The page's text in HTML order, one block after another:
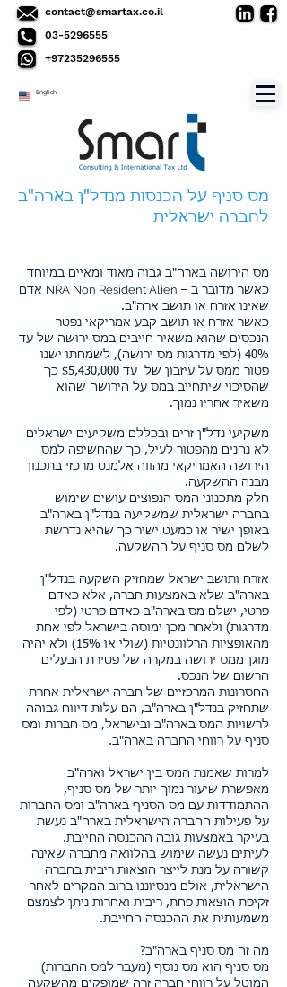
contact@smartax.co.il
03-5296555
+97235296555
English
מס סניף על הכנסות מנדל"ן בארה"ב
לחברה ישראלית
מס הירושה בארה"ב גבוה מאוד ומאיים במיוחד
כאשר מדובר ב – NRA Non Resident Alien אדם
שאינו אזרח או תושב ארה"ב.
כאשר אזרח או תושב קבע אמריקאי נפטר
הנכסים שהוא משאיר חייבים במס ירושה של עד
40% (לפי מדרגות מס ירושה), לשמחתו ישנו
פטור ממס על עיזבון של עד $5,430,000 כך
שהסיכוי שיתחייב במס על הירושה שהוא
משאיר אחריו נמוך.
משקיעי נדל"ן זרים ובכללם משקיעים ישראלים
לא נהנים מהפטור לעיל, כך שהחשיפה למס
הירושה האמריקאי מהווה אלמנט מרכזי בתכנון
מבנה ההשקעה.
חלק מתכנוני המס הנפוצים עושים שימוש
בחברה ישראלית שמשקיעה בנדל"ן בארה"ב
באופן ישיר או כמעט ישיר כך שהיא נדרשת
לשלם מס סניף על ההשקעה.
אזרח ותושב ישראל שמחזיק השקעה בנדל"ן
בארה"ב שלא באמצעות חברה, אלא כאדם
פרטי, ישלם מס בארה"ב כאדם פרטי (לפי
מדרגות) ולאחר מכן ימוסה בישראל לפי אחת
מהאופציות הרלוונטיות (שולי או 15%) ולא יהיה
מוגן ממס ירושה במקרה של פטירת הבעלים
הרשום של הנכס.
החסרונות המרכזיים של חברה ישראלית אחרת
שתחזיק בנדל"ן בארה"ב, הם עלות דיווח גבוהה
לרשויות המס בארה"ב ובישראל, מס חברות ומס
סניף על רווחי החברה בארה"ב.
למרות שאמנת המס בין ישראל וארה"ב
מאפשרת שיעור נמוך יותר של מס סניף,
ההתמודדות עם מס הסניף בארה"ב ומס החברות
על פעילות החברה הישראלית בארה"ב נעשת
בעיקר באמצעות גובה ההכנסה החייבת.
לעיתים נעשה שימוש בהלוואה מחברה שאינה
קשורה על מנת לייצר הוצאות ריבית בחברה
הישראלית, אולם מנסיוננו ברוב המקרים לאחר
זקיפת הוצאות פחת, ריבית ואחרות ניתן לצמצם
משמעותית את ההכנסה החייבת.
מה זה מס סניף בארה"ב?
מס סניף הוא מס נוסף (מעבר למס החברות)
המוטל על רווחי חברה זרה שמופקים מהשקעה